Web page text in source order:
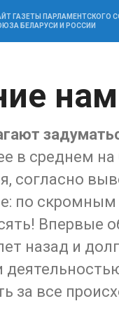
ГАЗЕТЫ ПАРЛАМЕНТСКОГО
БЕЛАРУСИ И РОССИИ
в среднем на
согласно
по скромным
Впервые
назад и
за все